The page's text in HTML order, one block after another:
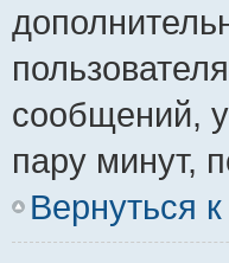
сообщений,
пару минут,
Вернуться